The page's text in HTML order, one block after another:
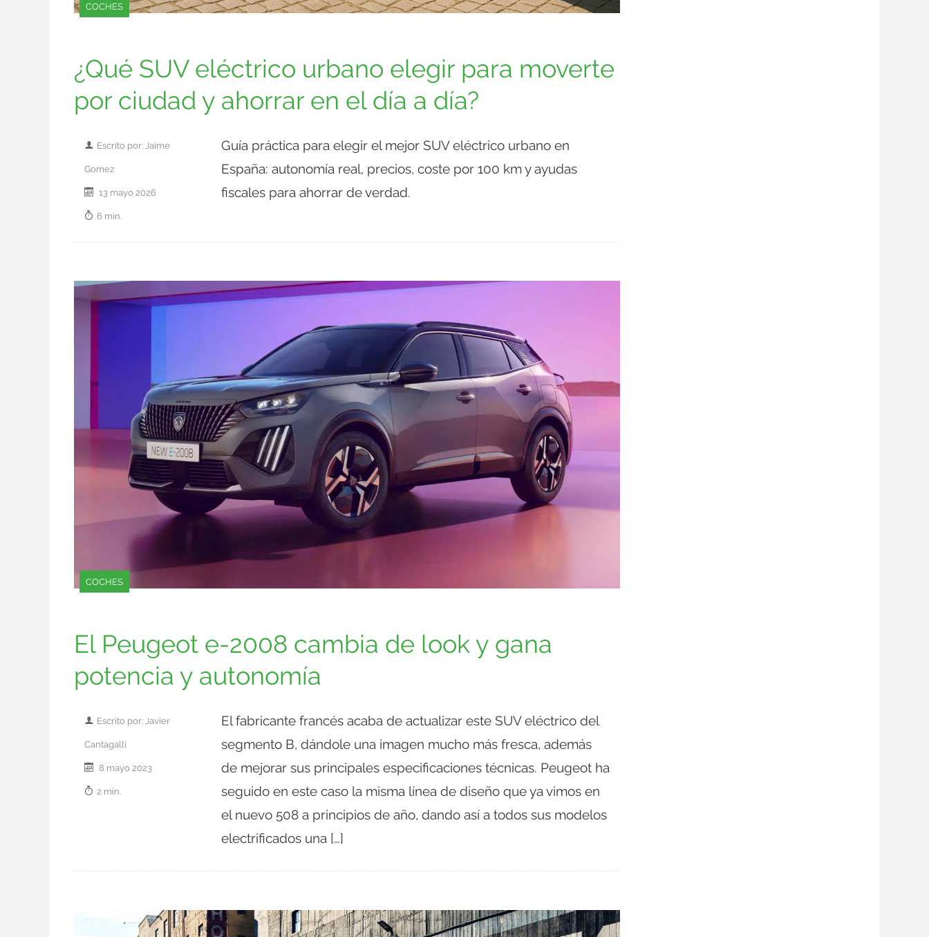
COCHES
¿Qué SUV eléctrico urbano elegir para moverte
por ciudad y ahorrar en el día a día?
Escrito por: Jaime
Gomez
13 mayo 2026
6 min.
Guía práctica para elegir el mejor SUV eléctrico urbano en
España: autonomía real, precios, coste por 100 km y ayudas
fiscales para ahorrar de verdad.
COCHES
El Peugeot e-2008 cambia de look y gana
potencia y autonomía
Escrito por: Javier
Cantagalli
8 mayo 2023
2 min.
El fabricante francés acaba de actualizar este SUV eléctrico del
segmento B, dándole una imagen mucho más fresca, además
de mejorar sus principales especificaciones técnicas. Peugeot ha
seguido en este caso la misma línea de diseño que ya vimos en
el nuevo 508 a principios de año, dando así a todos sus modelos
electrificados una […]